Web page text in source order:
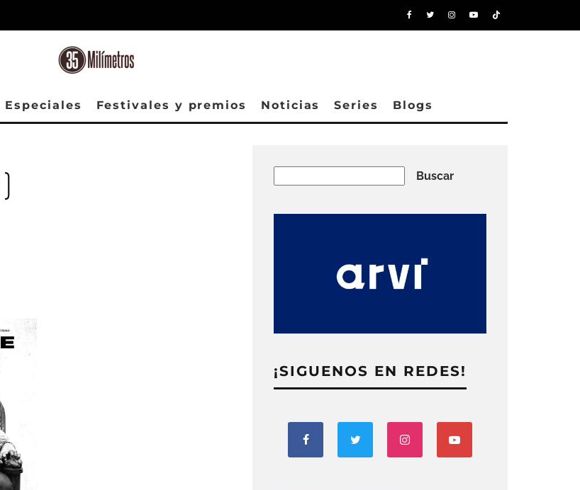
Especiales Festivales y premios Noticias Series Blogs
Buscar
¡SIGUENOS EN REDES!